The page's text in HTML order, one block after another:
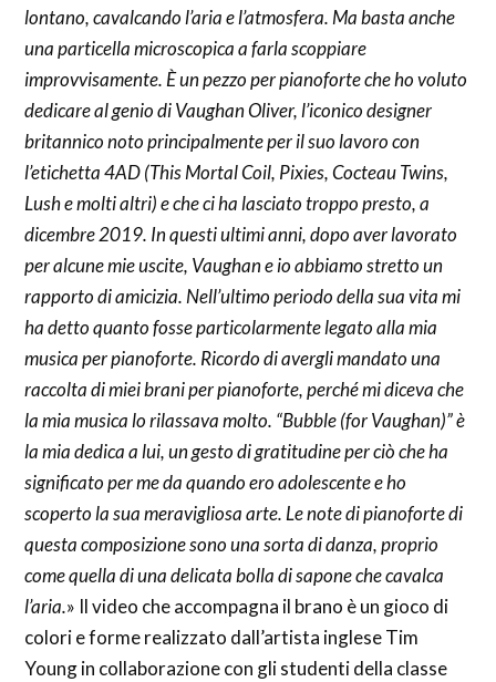
lontano, cavalcando l’aria e l’atmosfera. Ma basta anche
una particella microscopica a farla scoppiare
improvvisamente. È un pezzo per pianoforte che ho voluto
dedicare al genio di Vaughan Oliver, l’iconico designer
britannico noto principalmente per il suo lavoro con
l’etichetta 4AD (This Mortal Coil, Pixies, Cocteau Twins,
Lush e molti altri) e che ci ha lasciato troppo presto, a
dicembre 2019. In questi ultimi anni, dopo aver lavorato
per alcune mie uscite, Vaughan e io abbiamo stretto un
rapporto di amicizia. Nell’ultimo periodo della sua vita mi
ha detto quanto fosse particolarmente legato alla mia
musica per pianoforte. Ricordo di avergli mandato una
raccolta di miei brani per pianoforte, perché mi diceva che
la mia musica lo rilassava molto. “Bubble (for Vaughan)” è
la mia dedica a lui, un gesto di gratitudine per ciò che ha
significato per me da quando ero adolescente e ho
scoperto la sua meravigliosa arte. Le note di pianoforte di
questa composizione sono una sorta di danza, proprio
come quella di una delicata bolla di sapone che cavalca
l’aria.» Il video che accompagna il brano è un gioco di
colori e forme realizzato dall’artista inglese Tim
Young in collaborazione con gli studenti della classe